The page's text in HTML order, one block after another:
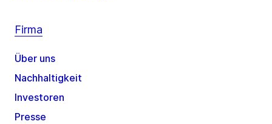
Firma
Über uns
Nachhaltigkeit
Investoren
Presse